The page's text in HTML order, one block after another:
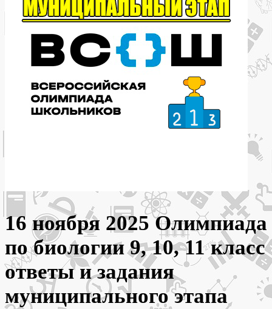
16 ноября 2025 Олимпиада
по биологии 9, 10, 11 класс
ответы и задания
муниципального этапа